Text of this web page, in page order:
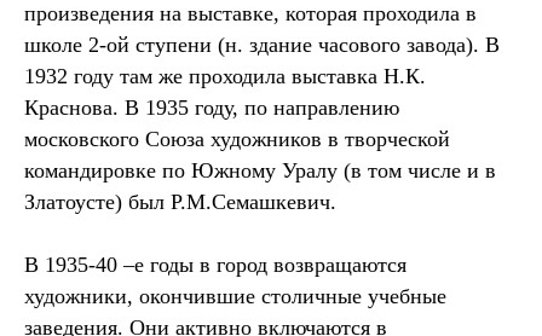
произведения на выставке, которая проходила в
школе 2-ой ступени (н. здание часового завода). В
1932 году там же проходила выставка Н.К.
Краснова. В 1935 году, по направлению
московского Союза художников в творческой
командировке по Южному Уралу (в том числе и в
Златоусте) был Р.М.Семашкевич.
В 1935-40 –е годы в город возвращаются
художники, окончившие столичные учебные
заведения. Они активно включаются в